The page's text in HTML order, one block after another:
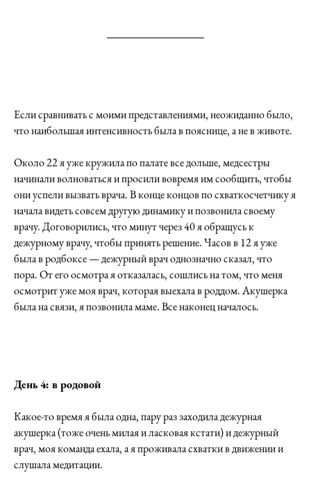
Если сравнивать с моими представлениями, неожиданно было,
что наибольшая интенсивность была в пояснице, а не в животе.
Около 22 я уже кружила по палате все дольше, медсестры
начинали волноваться и просили вовремя им сообщить, чтобы
они успели вызвать врача. В конце концов по схваткосчетчику я
начала видеть совсем другую динамику и позвонила своему
врачу. Договорились, что минут через 40 я обращусь к
дежурному врачу, чтобы принять решение. Часов в 12 я уже
была в родбоксе — дежурный врач однозначно сказал, что
пора. От его осмотра я отказалась, сошлись на том, что меня
осмотрит уже моя врач, которая выехала в роддом. Акушерка
была на связи, я позвонила маме. Все наконец началось.
День 4: в родовой
Какое-то время я была одна, пару раз заходила дежурная
акушерка (тоже очень милая и ласковая кстати) и дежурный
врач, моя команда ехала, а я проживала схватки в движении и
слушала медитации.